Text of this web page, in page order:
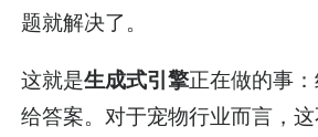
题就解决了。
这就是生成式引擎正在做的事
给答案。对于宠物行业而言，